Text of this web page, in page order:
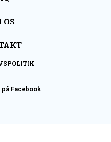
med noget der kan
vaskes af med flere
OS
på Facebook